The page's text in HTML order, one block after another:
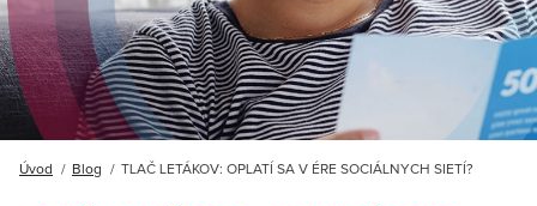
Úvod Blog TLAČ LETÁKOV: OPLATÍ SA V ÉRE SOCIÁLNYCH SIETÍ?